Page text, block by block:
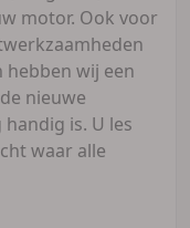
motor. Ook voor
wij een
nieuwe
is. U les
waar alle